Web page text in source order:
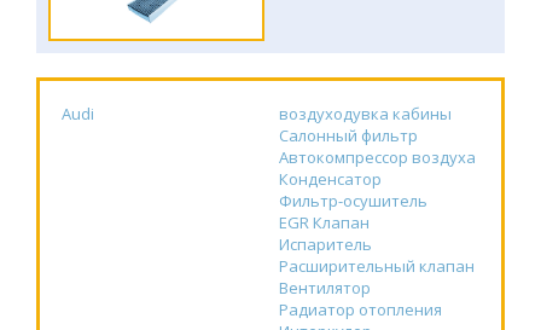
Audi
воздуходувка кабины
Салонный фильтр
Автокомпрессор воздуха
Конденсатор
Фильтр-осушитель
EGR Клапан
Испаритель
Расширительный клапан
Вентилятор
Радиатор отопления